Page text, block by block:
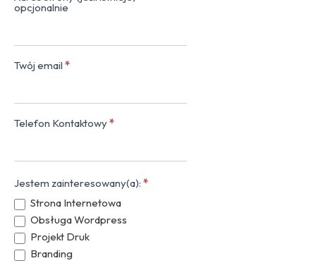
opcjonalnie
Twój email *
Telefon Kontaktowy*
Jestem zainteresowany(a): *
Strona Internetowa
Obsługa Wordpress
Projekt Druk
Branding